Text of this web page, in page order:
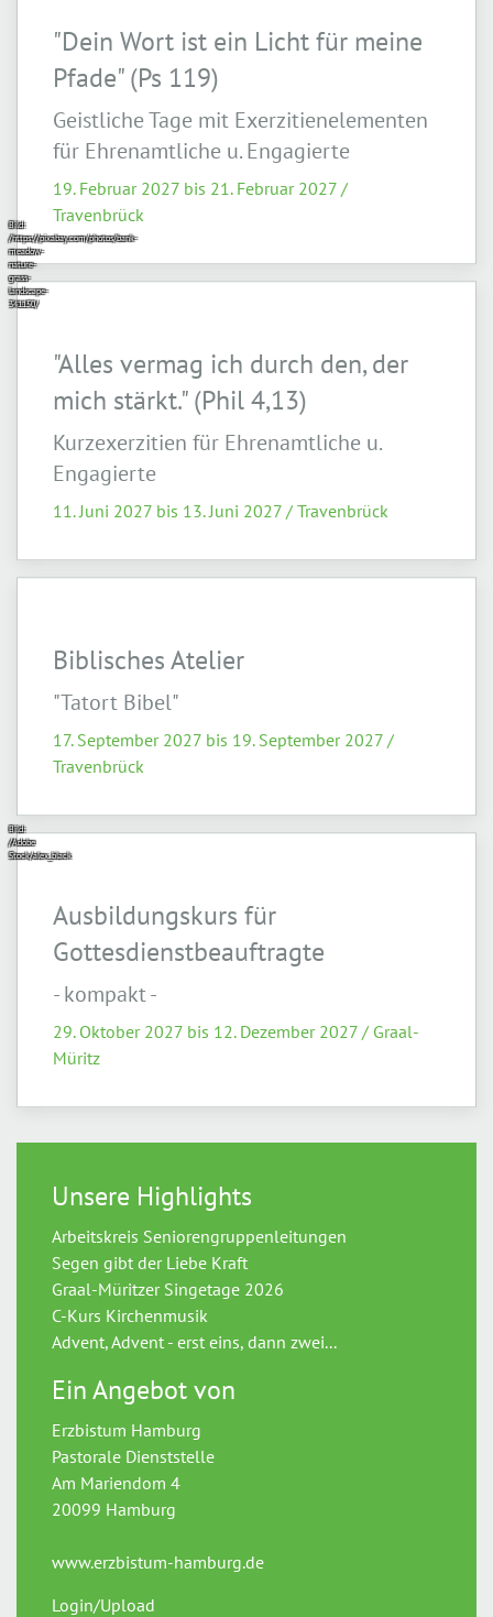
"Dein Wort ist ein Licht für meine
Pfade" (Ps 119)
Geistliche Tage mit Exerzitienelementen
für Ehrenamtliche u. Engagierte
19. Februar 2027 bis 21. Februar 2027 /
Travenbrück
Bild:
/https://pixabay.com/photos/bank-
meadow-
nature-
grass-
landscape-
341150/
"Alles vermag ich durch den, der
mich stärkt." (Phil 4,13)
Kurzexerzitien für Ehrenamtliche u.
Engagierte
11. Juni 2027 bis 13. Juni 2027 / Travenbrück
Biblisches Atelier
"Tatort Bibel"
17. September 2027 bis 19. September 2027 /
Travenbrück
Bild:
/Adobe
Stock/alex_black
Ausbildungskurs für
Gottesdienstbeauftragte
- kompakt -
29. Oktober 2027 bis 12. Dezember 2027 / Graal-
Müritz
Unsere Highlights
Arbeitskreis Seniorengruppenleitungen
Segen gibt der Liebe Kraft
Graal-Müritzer Singetage 2026
C-Kurs Kirchenmusik
Advent, Advent - erst eins, dann zwei...
Ein Angebot von
Erzbistum Hamburg
Pastorale Dienststelle
Am Mariendom 4
20099 Hamburg
www.erzbistum-hamburg.de
Login/Upload